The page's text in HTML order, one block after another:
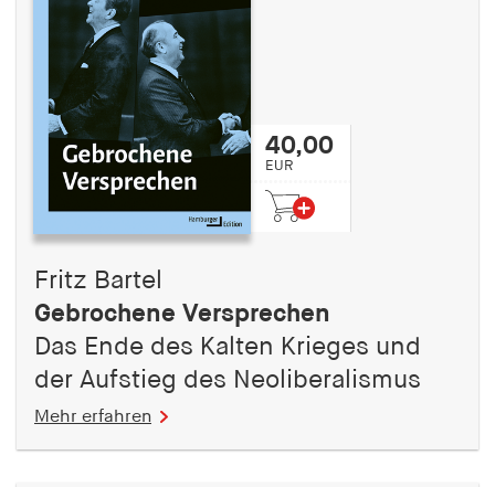
40,00
EUR
Fritz Bartel
Gebrochene Versprechen
Das Ende des Kalten Krieges und
der Aufstieg des Neoliberalismus
Mehr erfahren